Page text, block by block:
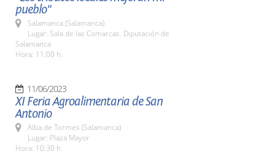
pueblo"
Salamanca (Salamanca)
Lugar: Sala de las Comarcas. Diputación de
Salamanca
Hora: 11:00 h.
11/06/2023
XI Feria Agroalimentaria de San
Antonio
Alba de Tormes (Salamanca)
Lugar: Plaza Mayor
Hora: 10:30 h.